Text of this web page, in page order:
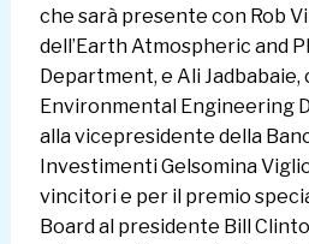
che sarà presente con Rob
dell’Earth Atmospheric and
Department, e Ali Jadbabaie,
Environmental Engineering
alla vicepresidente della
Investimenti Gelsomina
vincitori e per il premio
Board al presidente Bill